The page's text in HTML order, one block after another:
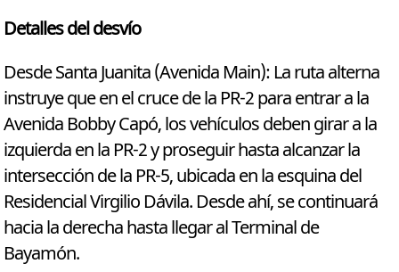
Detalles del desvío
Desde Santa Juanita (Avenida Main): La ruta alterna
instruye que en el cruce de la PR-2 para entrar a la
Avenida Bobby Capó, los vehículos deben girar a la
izquierda en la PR-2 y proseguir hasta alcanzar la
intersección de la PR-5, ubicada en la esquina del
Residencial Virgilio Dávila. Desde ahí, se continuará
hacia la derecha hasta llegar al Terminal de
Bayamón.